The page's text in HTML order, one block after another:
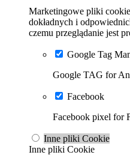
Marketingowe pliki
dokładnych i
czemu przeglądanie jest
Google Tag
Google TAG for
Facebook
Facebook pixel for
Inne pliki Cookie
Inne pliki Cookie